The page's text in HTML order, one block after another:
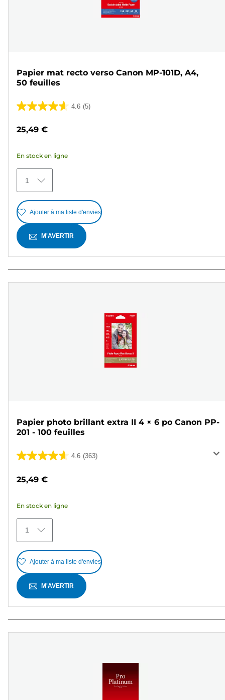
Papier mat recto verso Canon MP-101D, A4,
50 feuilles
4.6 (5)
4.6
5
avis
25,49 €
En stock en ligne
1
Ajouter à ma liste d'envies
M'AVERTIR
Papier photo brillant extra II 4 × 6 po Canon PP-
201 - 100 feuilles
4.6 (363)
4.6
5
363
avis
25,49 €
En stock en ligne
1
Ajouter à ma liste d'envies
M'AVERTIR